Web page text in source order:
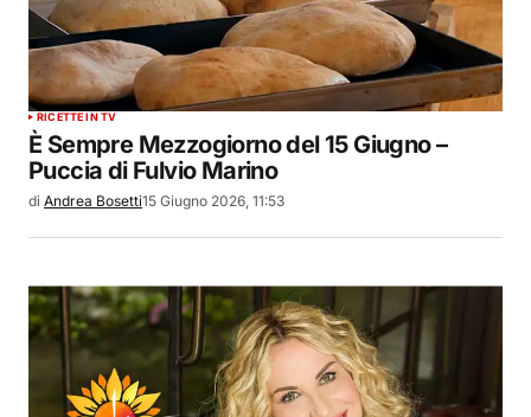
RICETTE IN TV
È Sempre Mezzogiorno del 15 Giugno –
Puccia di Fulvio Marino
di Andrea Bosetti15 Giugno 2026, 11:53